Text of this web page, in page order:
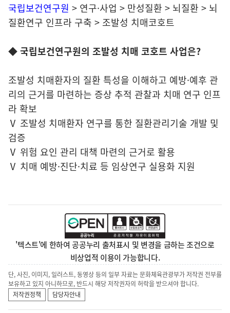
국립보건연구원 > 연구·사업 > 만성질환 > 뇌질환 > 뇌
질환연구 인프라 구축 > 조발성 치매코호트
◆ 국립보건연구원의 조발성 치매 코호트 사업은?
조발성 치매환자의 질환 특성을 이해하고 예방·예후 관
리의 근거를 마련하는 증상 추적 관찰과 치매 연구 인프
라 확보
Ⅴ 조발성 치매환자 연구를 통한 질환관리기술 개발 및
검증
Ⅴ 위험 요인 관리 대책 마련의 근거로 활용
Ⅴ 치매 예방·진단·치료 등 임상연구 실용화 지원
'텍스트'에 한하여 공공누리 출처표시 및 변경을 금하는 조건으로
비상업적 이용이 가능합니다.
단, 사진, 이미지, 일러스트, 동영상 등의 일부 자료는 문화체육관광부가 저작권 전부를
보유하고 있지 아니하므로, 반드시 해당 저작권자의 허락을 받으셔야 합니다.
저작권정책
담당자안내